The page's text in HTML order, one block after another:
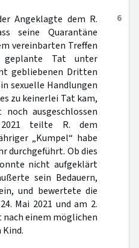
6
Angeklagte dem R.
seine Quarantäne
vereinbarten Treffen
Tat unter
gebliebenen Dritten
sexuelle Handlungen
zu keinerlei Tat kam,
ausgeschlossen
teilte R. dem
„Kumpel“ habe
durchgeführt. Ob dies
nicht aufgeklärt
sein Bedauern,
und bewertete die
Mai 2021 und am 2.
nach einem möglichen